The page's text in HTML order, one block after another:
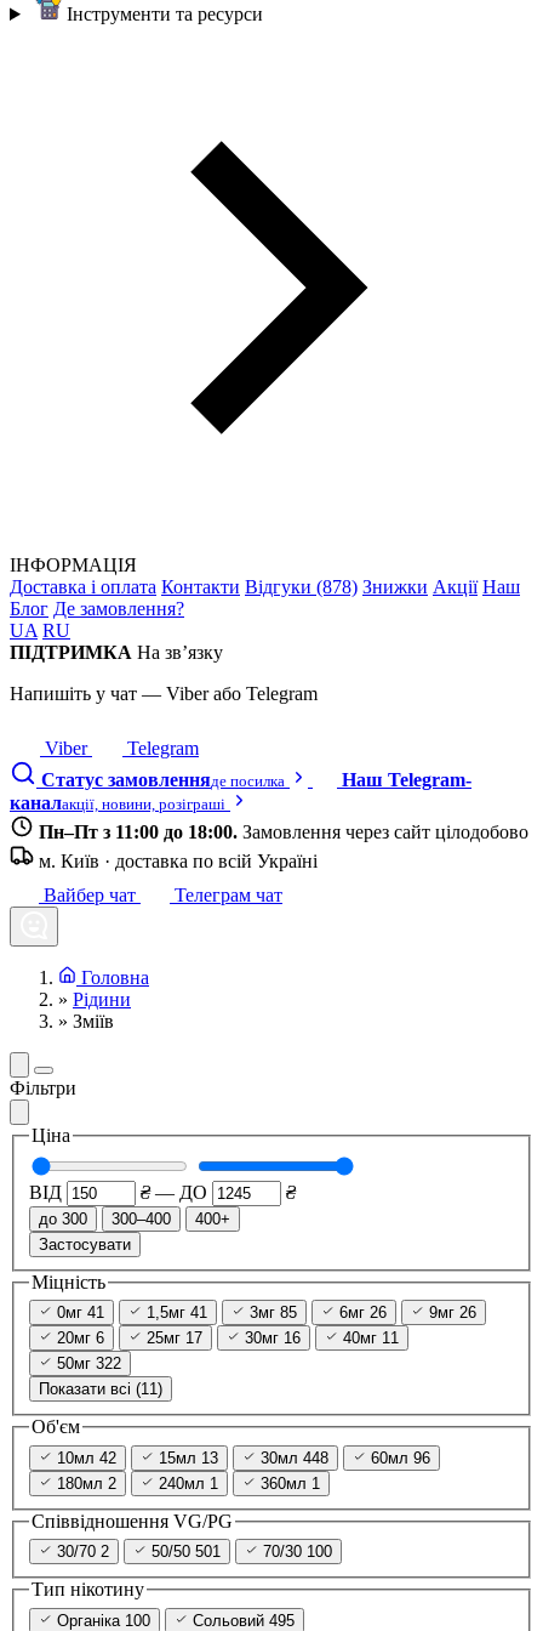
Інструменти та ресурси
ІНФОРМАЦІЯ
Доставка і оплата Контакти Відгуки (878) Знижки Акції Наш
Блог Де замовлення?
UA RU
ПІДТРИМКА На зв’язку
Напишіть у чат — Viber або Telegram
Viber
Telegram
Статус замовленняде посилка
Наш Telegram-
каналакції, новини, розіграші
Пн–Пт з 11:00 до 18:00. Замовлення через сайт цілодобово
м. Київ · доставка по всій Україні
Вайбер чат
Телеграм чат
Головна
» Рідини
» Зміїв
Фільтри
Ціна
ВІД ₴ — ДО ₴
до 300 300–400
400+
Застосувати
Міцність
0мг 41 1,5мг 41 3мг 85 6мг 26 9мг 26
20мг 6 25мг 17 30мг 16 40мг 11
50мг 322
Показати всі (11)
Об'єм
10мл 42 15мл 13 30мл 448 60мл 96
180мл 2 240мл 1 360мл 1
Співвідношення VG/PG
30/70 2 50/50 501 70/30 100
Тип нікотину
Органіка 100 Сольовий 495